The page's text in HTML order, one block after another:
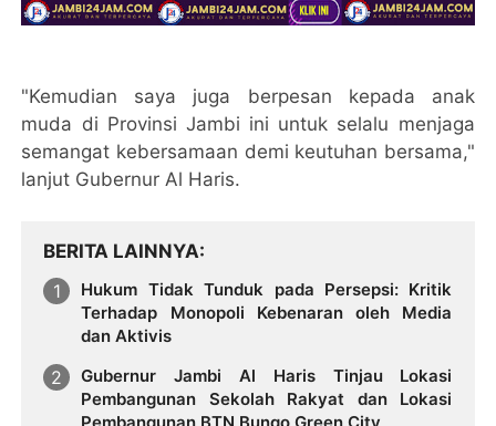
"Kemudian saya juga berpesan kepada anak
muda di Provinsi Jambi ini untuk selalu menjaga
semangat kebersamaan demi keutuhan bersama,"
lanjut Gubernur Al Haris.
BERITA LAINNYA
Hukum Tidak Tunduk pada Persepsi: Kritik
Terhadap Monopoli Kebenaran oleh Media
dan Aktivis
Gubernur Jambi Al Haris Tinjau Lokasi
Pembangunan Sekolah Rakyat dan Lokasi